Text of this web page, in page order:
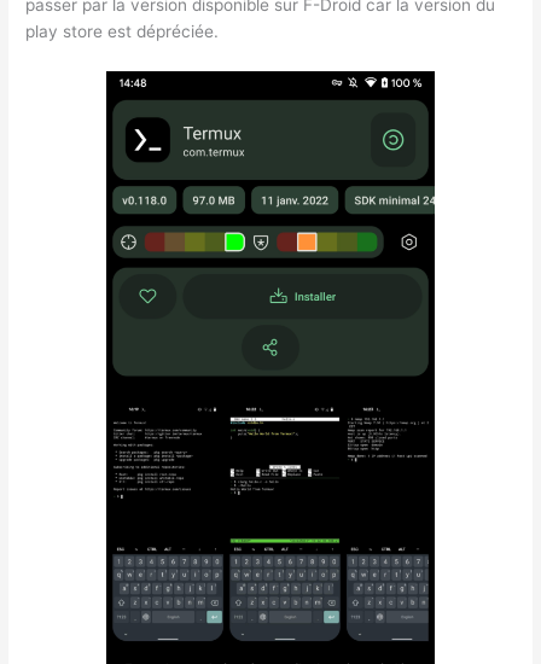
passer par la version disponible sur F-Droid car la version du
play store est dépréciée.